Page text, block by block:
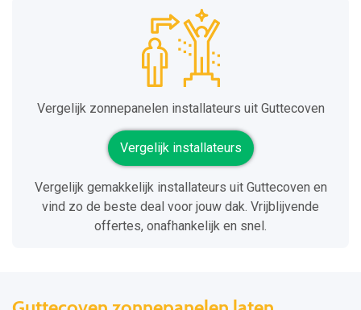
Vergelijk zonnepanelen installateurs uit Guttecoven
Vergelijk installateurs
Vergelijk gemakkelijk installateurs uit Guttecoven en
vind zo de beste deal voor jouw dak. Vrijblijvende
offertes, onafhankelijk en snel.